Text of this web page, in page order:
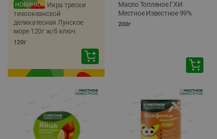
Икра трески
тихоокеанской
деликатесная Лунское
море 120г ж/б ключ
120г
Масло Топленое ГХИ
Местное Известное 99%
200г